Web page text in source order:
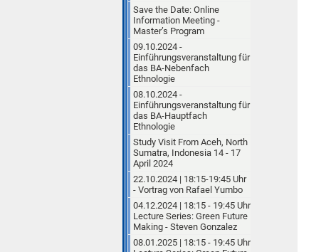
Save the Date: Online
Information Meeting -
Master’s Program
09.10.2024 -
Einführungsveranstaltung für
das BA-Nebenfach
Ethnologie
08.10.2024 -
Einführungsveranstaltung für
das BA-Hauptfach
Ethnologie
Study Visit From Aceh, North
Sumatra, Indonesia 14 - 17
April 2024
22.10.2024 | 18:15-19:45 Uhr
- Vortrag von Rafael Yumbo
04.12.2024 | 18:15 - 19:45 Uhr
Lecture Series: Green Future
Making - Steven Gonzalez
08.01.2025 | 18:15 - 19:45 Uhr